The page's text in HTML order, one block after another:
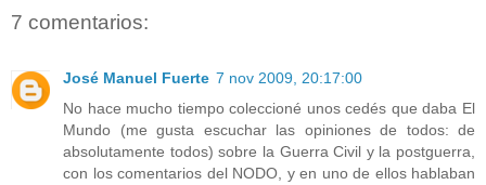
7 comentarios:
José Manuel Fuerte 7 nov 2009, 20:17:00
No hace mucho tiempo coleccioné unos cedés que daba El
Mundo (me gusta escuchar las opiniones de todos: de
absolutamente todos) sobre la Guerra Civil y la postguerra,
con los comentarios del NODO, y en uno de ellos hablaban